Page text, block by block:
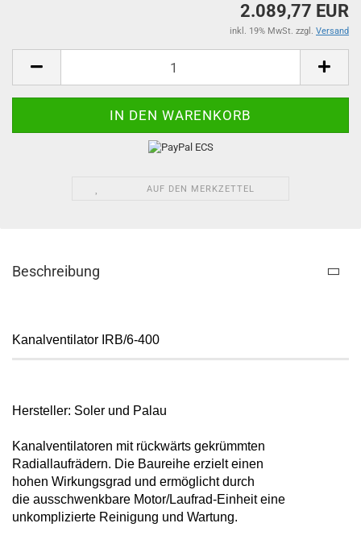
2.089,77 EUR
inkl. 19% MwSt. zzgl. Versand
AUF DEN MERKZETTEL
Beschreibung
Kanalventilator IRB/6-400
Hersteller: Soler und Palau
Kanalventilatoren mit rückwärts gekrümmten
Radiallaufrädern. Die Baureihe erzielt einen
hohen Wirkungsgrad und ermöglicht durch
die ausschwenkbare Motor/Laufrad-Einheiteine
unkomplizierte Reinigung und Wartung.